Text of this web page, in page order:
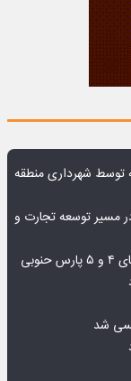
توسط شهرداری منطقه
مسیر توسعه تجارت و
شد